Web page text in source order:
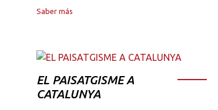
Saber más
EL PAISATGISME A
CATALUNYA